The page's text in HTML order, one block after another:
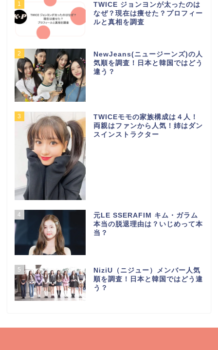
1
TWICE ジョンヨンが太ったのは
なぜ？現在は痩せた？プロフィー
ルと真相を調査
2
NewJeans(ニュージーンズ)の人
気順を調査！日本と韓国ではどう
違う？
3
TWICEモモの家族構成は４人！
両親はファンから人気！姉はダン
スインストラクター
4
元LE SSERAFIM キム・ガラム
本当の脱退理由は？いじめって本
当？
5
NiziU（ニジュー）メンバー人気
順を調査！日本と韓国ではどう違
う？